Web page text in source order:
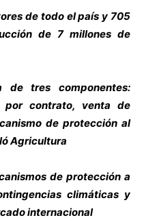
de todo el país y 705
de 7 millones de
de tres componentes:
por contrato, venta de
de protección al
Agricultura
de protección a
climáticas y
internacional